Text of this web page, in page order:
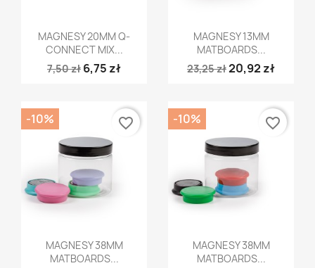
Szybki podgląd
MAGNESY 20MM Q-
CONNECT MIX...
7,50 zł 6,75 zł
Szybki podgląd
MAGNESY 13MM
MATBOARDS...
23,25 zł20,92 zł
Szybki podgląd
MAGNESY 38MM
MATBOARDS...
-10% favorite_border
Szybki podgląd
MAGNESY 38MM
MATBOARDS...
-10% favorite_border